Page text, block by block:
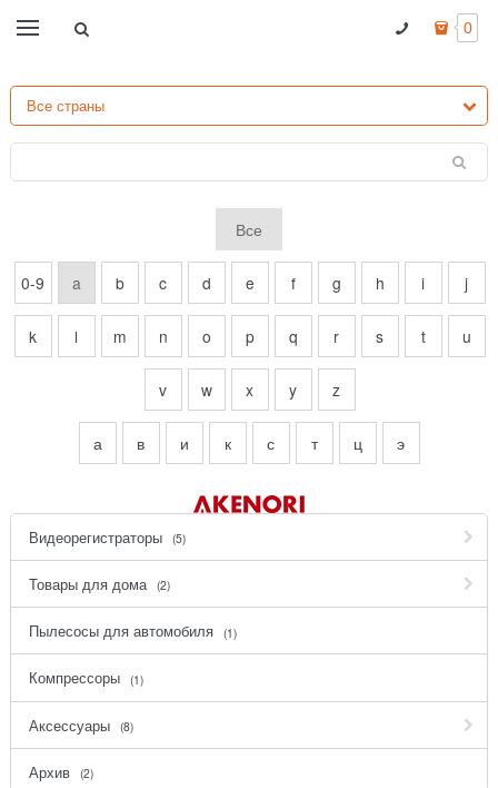
0
Все
0-9 a b c d e f g h i j
k l m n o p q r s t u
v w x y z
а в и к с т ц э
Видеорегистраторы (5)
Товары для дома (2)
Пылесосы для автомобиля (1)
Компрессоры (1)
Аксессуары (8)
Архив (2)